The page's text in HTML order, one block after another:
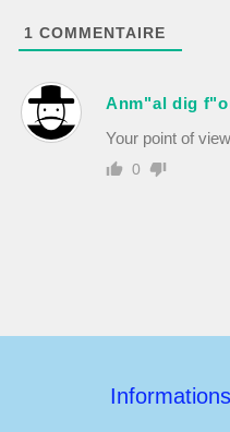
1 COMMENTAIRE
Anm"al dig
Your point of
0
Informations